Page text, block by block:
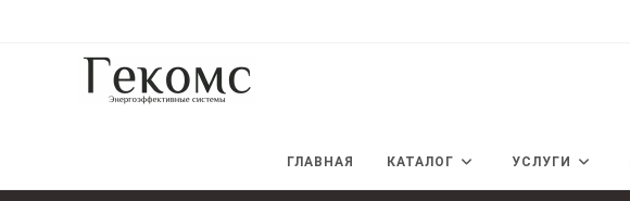
содержимому
ГЛАВНАЯ КАТАЛОГ УСЛУГИ